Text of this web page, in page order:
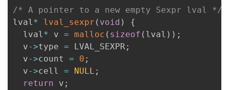
/* A pointer to a new empty Sexpr lval */
lval* lval_sexpr ( void )
{
  lval
* v = malloc ( sizeof ( lval ) ) ;
  v
->type = LVAL_SEXPR;
  v
->count = 0 ;
  v
->cell = NULL ;
return v ;